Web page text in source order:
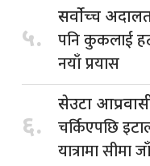
५.
सर्वोच्च
पनि कुकलाई
नयाँ प्रयास
६.
सेउटा
चर्किएपछि
यात्रामा सीमा